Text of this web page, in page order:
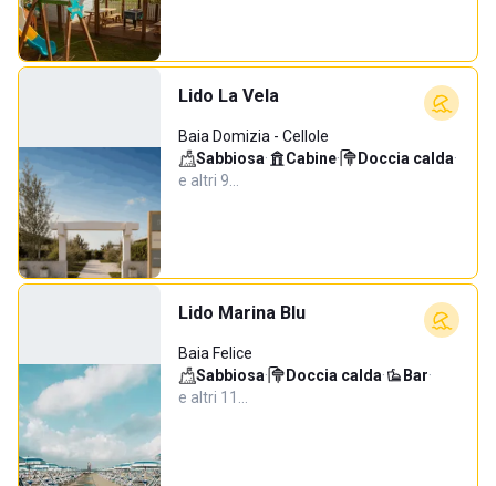
Lido La Vela
Baia Domizia - Cellole
Sabbiosa· Cabine· Doccia calda·
e altri 9…
Lido Marina Blu
Baia Felice
Sabbiosa· Doccia calda· Bar·
e altri 11…